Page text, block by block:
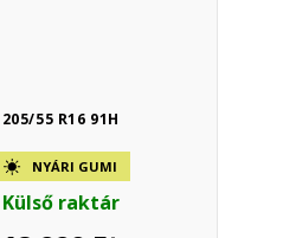
205/55 R16 91H
NYÁRI GUMI
Külső raktár